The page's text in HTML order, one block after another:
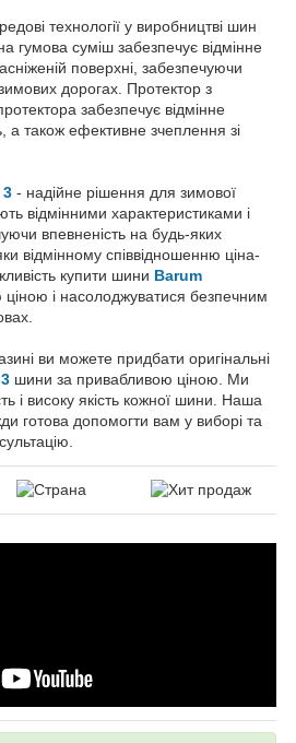
технології у виробництві шин
гумова суміш забезпечує відмінне
поверхні, забезпечуючи
дорогах. Протектор з
забезпечує відмінне
а також ефективне зчеплення зі
3 - надійне рішення для зимової
відмінними характеристиками і
впевненість на будь-яких
відмінному співвідношенню ціна-
купити шини Barum
ціною і насолоджуватися безпечним
ви можете придбати оригінальні
шини за привабливою ціною. Ми
і високу якість кожної шини. Наша
готова допомогти вам у виборі та